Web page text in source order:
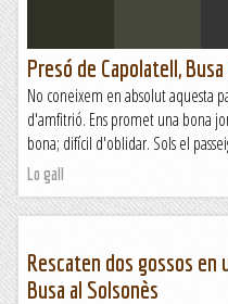
Presó de Capolatell,
No coneixem en absolut aquesta
d'amfitrió. Ens promet una bona
bona; difícil d'oblidar. Sols el
Lo gall
Rescaten dos gossos en
Busa al Solsonès